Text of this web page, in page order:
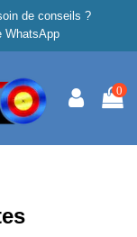
de conseils ?
WhatsApp
0